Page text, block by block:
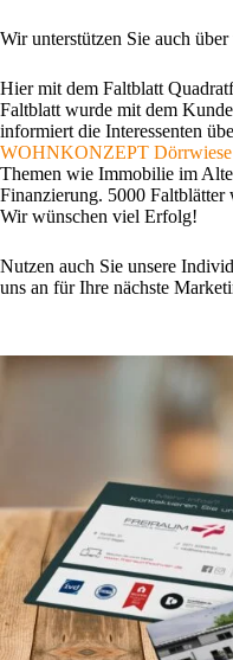
Wir unterstützen Sie auch
Hier mit dem Faltblatt
Faltblatt wurde mit dem
informiert die Interessenten
WOHNKONZEPT Dörrwiese
Themen wie Immobilie im
Finanzierung. 5000
Wir wünschen viel Erfolg!
Nutzen auch Sie unsere
uns an für Ihre nächste